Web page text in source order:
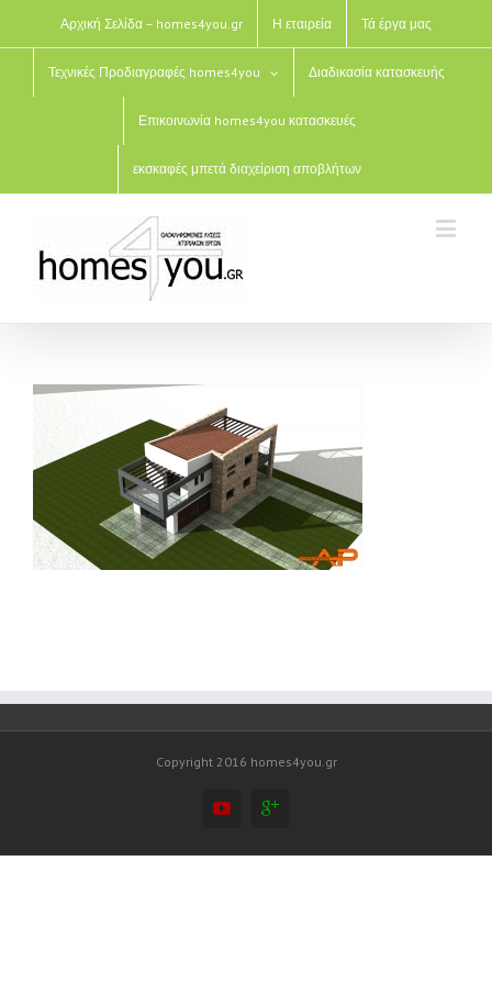
Αρχική Σελίδα – homes4you.gr Η εταιρεία Τά έργα μας
Τεχνικές Προδιαγραφές homes4you Διαδικασία κατασκευής
Επικοινωνία homes4you κατασκευές
εκσκαφές μπετά διαχείριση αποβλήτων
Copyright 2016 homes4you.gr